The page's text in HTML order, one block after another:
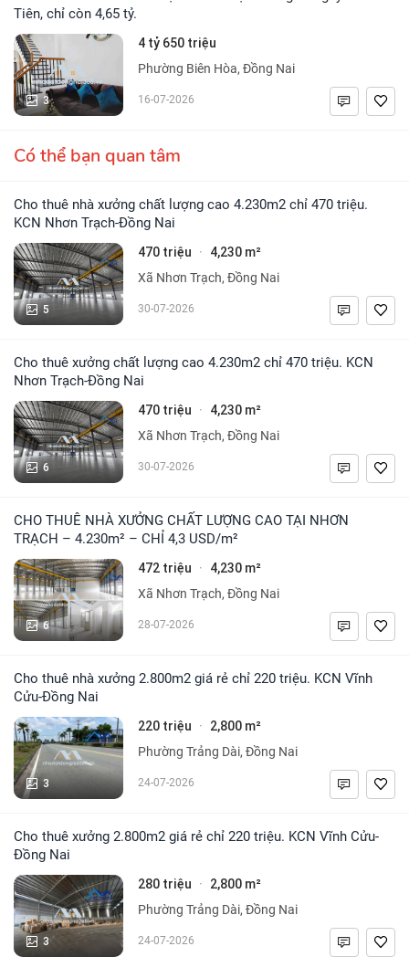
Tiên, chỉ còn 4,65 tỷ.
3
4 tỷ 650 triệu
Phường Biên Hòa, Đồng Nai
16-07-2026
Có thể bạn quan tâm
Cho thuê nhà xưởng chất lượng cao 4.230m2 chỉ 470 triệu.
KCN Nhơn Trạch-Đồng Nai
5
470 triệu · 4,230 m²
Xã Nhơn Trạch, Đồng Nai
30-07-2026
Cho thuê xưởng chất lượng cao 4.230m2 chỉ 470 triệu. KCN
Nhơn Trạch-Đồng Nai
6
470 triệu · 4,230 m²
Xã Nhơn Trạch, Đồng Nai
30-07-2026
CHO THUÊ NHÀ XƯỞNG CHẤT LƯỢNG CAO TẠI NHƠN
TRẠCH – 4.230m² – CHỈ 4,3 USD/m²
6
472 triệu · 4,230 m²
Xã Nhơn Trạch, Đồng Nai
28-07-2026
Cho thuê nhà xưởng 2.800m2 giá rẻ chỉ 220 triệu. KCN Vĩnh
Cửu-Đồng Nai
3
220 triệu · 2,800 m²
Phường Trảng Dài, Đồng Nai
24-07-2026
Cho thuê xưởng 2.800m2 giá rẻ chỉ 220 triệu. KCN Vĩnh Cửu-
Đồng Nai
3
280 triệu · 2,800 m²
Phường Trảng Dài, Đồng Nai
24-07-2026